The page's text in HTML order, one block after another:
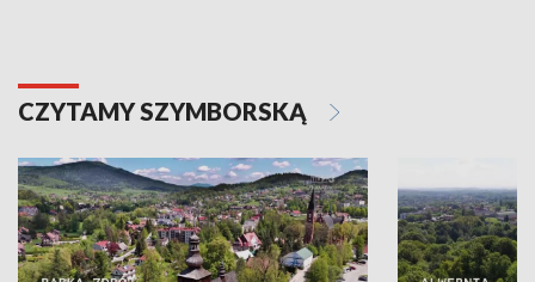
CZYTAMY SZYMBORSKĄ